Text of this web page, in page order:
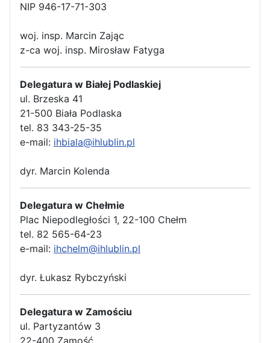
NIP 946-17-71-303
woj. insp. Marcin Zając
z-ca woj. insp. Mirosław Fatyga
Delegatura w Białej Podlaskiej
ul. Brzeska 41
21-500 Biała Podlaska
tel. 83 343-25-35
e-mail: ihbiala@ihlublin.pl
dyr. Marcin Kolenda
Delegatura w Chełmie
Plac Niepodległości 1, 22-100 Chełm
tel. 82 565-64-23
e-mail: ihchelm@ihlublin.pl
dyr. Łukasz Rybczyński
Delegatura w Zamościu
ul. Partyzantów 3